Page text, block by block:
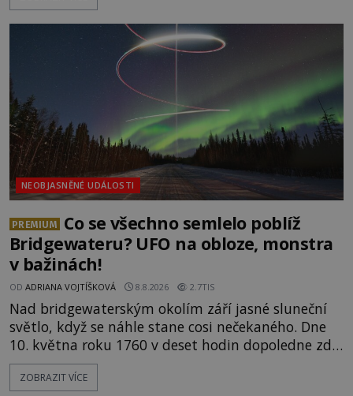
přírodní živel, neznámý útočník, nebo někdo, koho
tehdejší režim nechtěl odhalit? [gallery
ids="171131,171132,1711
NEOBJASNĚNÉ UDÁLOSTI
PREMIUM
Co se všechno semlelo poblíž
Bridgewateru? UFO na obloze, monstra
v bažinách!
OD ADRIANA VOJTÍŠKOVÁ 8.8.2026 2.7TIS
Nad bridgewaterským okolím září jasné sluneční
světlo, když se náhle stane cosi nečekaného. Dne
10. května roku 1760 v deset hodin dopoledne zde
dojde k vůbec prvnímu historicky doloženému
přeletu UFO. Podle záznamů vyzařuje takové
ZOBRAZIT VÍCE